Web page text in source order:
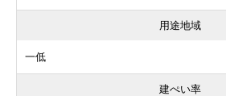
用途地域
一低
建ぺい率